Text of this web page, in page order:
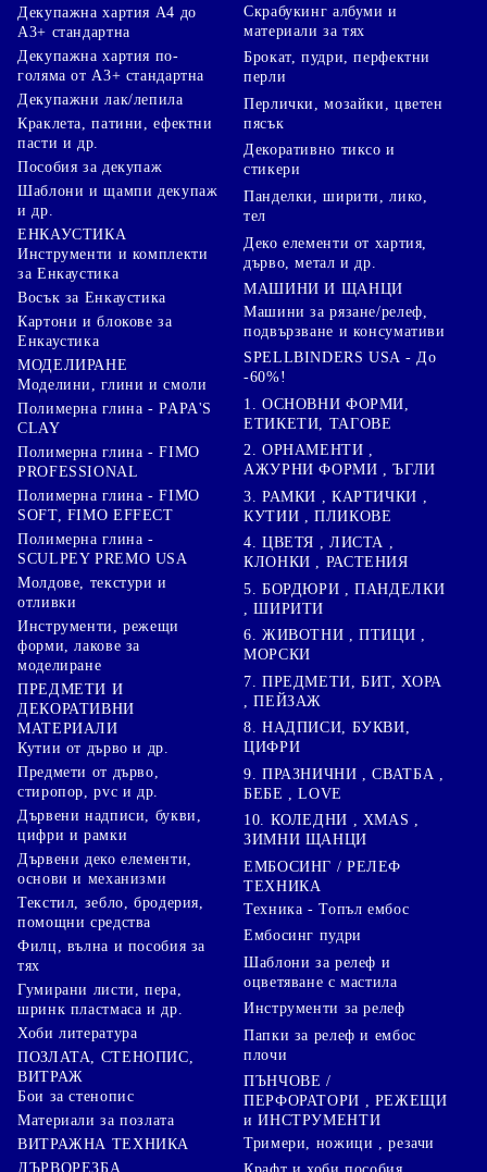
Декупажна хартия А4 до
А3+ стандартна
Декупажна хартия по-
голяма от А3+ стандартна
Декупажни лак/лепила
Краклета, патини, ефектни
пасти и др.
Пособия за декупаж
Шаблони и щампи декупаж
и др.
ЕНКАУСТИКА
Инструменти и комплекти
за Енкаустика
Восък за Енкаустика
Картони и блокове за
Енкаустика
МОДЕЛИРАНЕ
Моделини, глини и смоли
Полимерна глина - PAPA'S
CLAY
Полимерна глина - FIMO
PROFESSIONAL
Полимерна глина - FIMO
SOFT, FIMO EFFECT
Полимерна глина -
SCULPEY PREMO USA
Молдове, текстури и
отливки
Инструменти, режещи
форми, лакове за
моделиране
ПРЕДМЕТИ И
ДЕКОРАТИВНИ
МАТЕРИАЛИ
Кутии от дърво и др.
Предмети от дърво,
стиропор, pvc и др.
Дървени надписи, букви,
цифри и рамки
Дървени деко елементи,
основи и механизми
Текстил, зебло, бродерия,
помощни средства
Филц, вълна и пособия за
тях
Гумирани листи, пера,
шринк пластмаса и др.
Хоби литература
ПОЗЛАТА, СТЕНОПИС,
ВИТРАЖ
Бои за стенопис
Материали за позлата
ВИТРАЖНА ТЕХНИКА
ДЪРВОРЕЗБА,
Скрабукинг албуми и
материали за тях
Брокат, пудри, перфектни
перли
Перлички, мозайки, цветен
пясък
Декоративно тиксо и
стикери
Панделки, ширити, лико,
тел
Деко елементи от хартия,
дърво, метал и др.
МАШИНИ И ЩАНЦИ
Машини за рязане/релеф,
подвързване и консумативи
SPELLBINDERS USA - До
-60%!
1. ОСНОВНИ ФОРМИ,
ЕТИКЕТИ, ТАГОВЕ
2. ОРНАМЕНТИ ,
АЖУРНИ ФОРМИ , ЪГЛИ
3. РАМКИ , КАРТИЧКИ ,
КУТИИ , ПЛИКОВЕ
4. ЦВЕТЯ , ЛИСТА ,
КЛОНКИ , РАСТЕНИЯ
5. БОРДЮРИ , ПАНДЕЛКИ
, ШИРИТИ
6. ЖИВОТНИ , ПТИЦИ ,
МОРСКИ
7. ПРЕДМЕТИ, БИТ, ХОРА
, ПЕЙЗАЖ
8. НАДПИСИ, БУКВИ,
ЦИФРИ
9. ПРАЗНИЧНИ , СВАТБА ,
БЕБЕ , LOVE
10. КОЛЕДНИ , XMAS ,
ЗИМНИ ЩАНЦИ
ЕМБОСИНГ / РЕЛЕФ
ТЕХНИКА
Техника - Топъл ембос
Ембосинг пудри
Шаблони за релеф и
оцветяване с мастила
Инструменти за релеф
Папки за релеф и ембос
плочи
ПЪНЧОВЕ /
ПЕРФОРАТОРИ , РЕЖЕЩИ
и ИНСТРУМЕНТИ
Тримери, ножици , резачи